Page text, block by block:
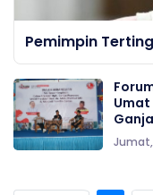
Pemimpin
Umat
Jumat,